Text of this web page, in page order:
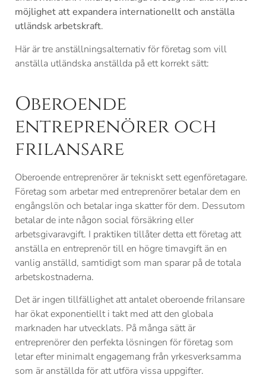
möjlighet att expandera internationellt och anställa
utländsk arbetskraft.
Här är tre anställningsalternativ för företag som vill
anställa utländska anställda på ett korrekt sätt:
Oberoende
entreprenörer och
frilansare
Oberoende entreprenörer är tekniskt sett egenföretagare.
Företag som arbetar med entreprenörer betalar dem en
engångslön och betalar inga skatter för dem. Dessutom
betalar de inte någon social försäkring eller
arbetsgivaravgift. I praktiken tillåter detta ett företag att
anställa en entreprenör till en högre timavgift än en
vanlig anställd, samtidigt som man sparar på de totala
arbetskostnaderna.
Det är ingen tillfällighet att antalet oberoende frilansare
har ökat exponentiellt i takt med att den globala
marknaden har utvecklats. På många sätt är
entreprenörer den perfekta lösningen för företag som
letar efter minimalt engagemang från yrkesverksamma
som är anställda för att utföra vissa uppgifter.